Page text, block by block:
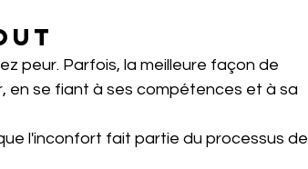
peur. Parfois, la meilleure façon de
en se fiant à ses compétences et à sa
l'inconfort fait partie du processus de